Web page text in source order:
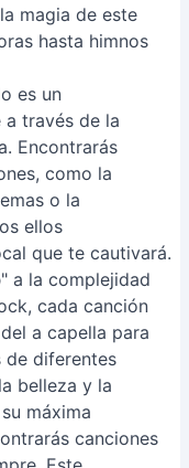
magia de este
hasta himnos
es un
través de la
Encontrarás
como la
o la
ellos
que te cautivará.
" a la complejidad
cada canción
a capella para
de diferentes
belleza y la
máxima
canciones